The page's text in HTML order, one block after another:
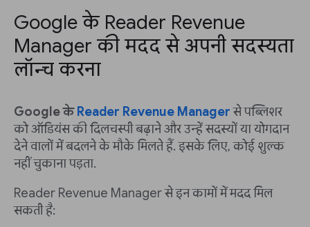
Google के Reader Revenue
Manager की मदद से अपनी सदस्यता
लॉन्च करना
Google के Reader Revenue Managerसे पब्लिशर
को ऑडियंस की दिलचस्पी बढ़ाने और उन्हें सदस्यों या योगदान
देने वालों में बदलने के मौके मिलते हैं. इसके लिए, कोई शुल्क
नहीं चुकाना पड़ता.
Reader Revenue Manager से इन कामों में मदद मिल
सकती है: